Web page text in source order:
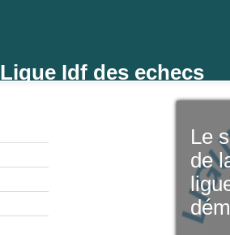
Ligue Idf des echecs
Le
de